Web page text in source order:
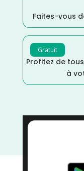
Faites-vous
Gratuit
Profitez de
à